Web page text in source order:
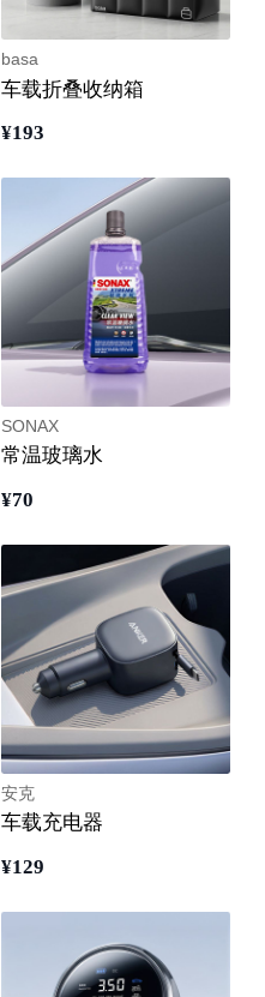
basa
车载折叠收纳箱
¥193
SONAX
常温玻璃水
¥70
安克
车载充电器
¥129